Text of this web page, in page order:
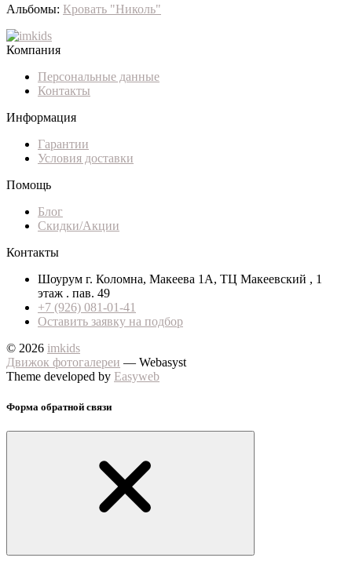
Альбомы: Кровать "Николь"
Компания
Персональные данные
Контакты
Информация
Гарантии
Условия доставки
Помощь
Блог
Скидки/Акции
Контакты
Шоурум г. Коломна, Макеева 1А, ТЦ Макеевский , 1
этаж . пав. 49
+7 (926) 081-01-41
Оставить заявку на подбор
© 2026 imkids
Движок фотогалереи — Webasyst
Theme developed by Easyweb
Форма обратной связи